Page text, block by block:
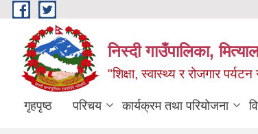
Skip to main content
निस्दी गाउँपालिका,
"शिक्षा, स्वास्थ्य र रोजगार
गृहपृष्ठ परिचय कार्यक्रम तथा परियोजना